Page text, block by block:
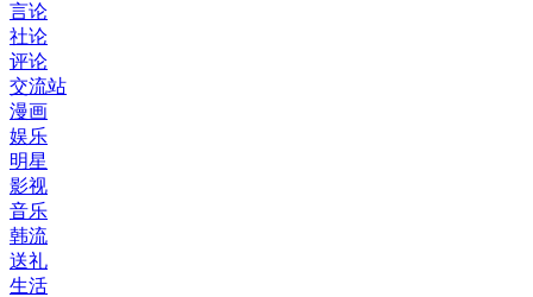
言论
社论
评论
交流站
漫画
娱乐
明星
影视
音乐
韩流
送礼
生活